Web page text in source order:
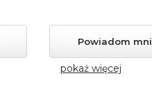
Powiadom
pokaż więcej